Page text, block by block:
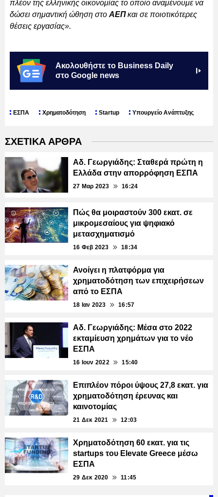
πλέον της ελληνικής οικονομίας το οποίο αναμένουμε να
δώσει σημαντική ώθηση στο ΑΕΠκαι σε ποιοτικότερες
θέσεις εργασίας».
Ακολουθήστε το Business Daily
στο Google news
ΕΣΠΑ Χρηματοδότηση Startup Υπουργείο Ανάπτυξης
ΣΧΕΤΙΚΑ ΑΡΘΡΑ
Αδ. Γεωργιάδης: Σταθερά πρώτη η
Ελλάδα στην απορρόφηση ΕΣΠΑ
27 Μαρ 2023 16:24
Πώς θα μοιραστούν 300 εκατ. σε
μικρομεσαίους για ψηφιακό
μετασχηματισμό
16 Φεβ 2023 18:34
Ανοίγει η πλατφόρμα για
χρηματοδότηση των επιχειρήσεων
από το ΕΣΠΑ
18 Ιαν 2023 16:57
Αδ. Γεωργιάδης: Μέσα στο 2022
εκταμίευση χρημάτων για το νέο
ΕΣΠΑ
16 Ιουν 2022 15:40
Επιπλέον πόροι ύψους 27,8 εκατ. για
χρηματοδότηση έρευνας και
καινοτομίας
21 Δεκ 2021 12:03
Χρηματοδότηση 60 εκατ. για τις
startups του Elevate Greece μέσω
ΕΣΠΑ
29 Δεκ 2020 11:45